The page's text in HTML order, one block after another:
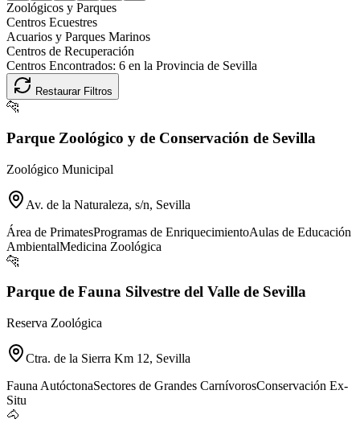
Zoológicos y Parques
Centros Ecuestres
Acuarios y Parques Marinos
Centros de Recuperación
Centros Encontrados: 6 en la Provincia de Sevilla
Restaurar Filtros
🐆
Parque Zoológico y de Conservación de Sevilla
Zoológico Municipal
Av. de la Naturaleza, s/n, Sevilla
Área de PrimatesProgramas de EnriquecimientoAulas de Educación
AmbientalMedicina Zoológica
🐆
Parque de Fauna Silvestre del Valle de Sevilla
Reserva Zoológica
Ctra. de la Sierra Km 12, Sevilla
Fauna AutóctonaSectores de Grandes CarnívorosConservación Ex-
Situ
🐴